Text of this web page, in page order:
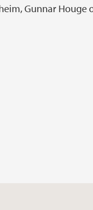
Gunnar Houge